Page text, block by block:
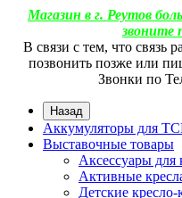
Магазин в г. Реутов
звоните
В связи с тем, что связь
позвонить позже или
Звонки по
Назад
Аккумуляторы для
Выставочные товары
Аксессуары для
Активные
Детские кресло-